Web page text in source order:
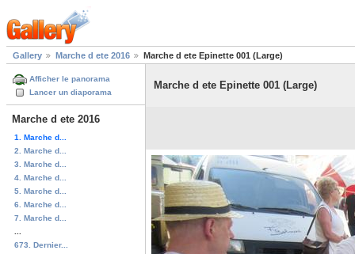
Gallery Marche d ete 2016 Marche d ete Epinette 001 (Large)
Afficher le panorama
Lancer un diaporama
Marche d ete 2016
1. Marche d...
2. Marche d...
3. Marche d...
4. Marche d...
5. Marche d...
6. Marche d...
7. Marche d...
673. Dernier...
Marche d ete Epinette 001 (Large)